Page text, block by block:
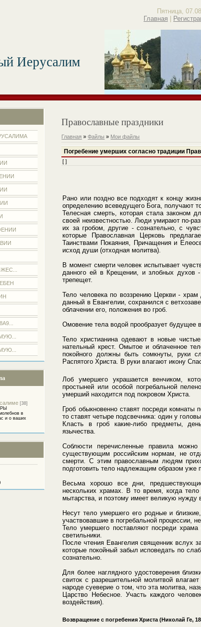
Пятница,
Главная
Иерусалим
[38]
в
и о ваших
Православные праздники
Главная »Файлы » Мои файлы
Погребение умерших согласно традиции
[ ]
Рано или поздно все подходят к концу
определению всеведущего Бога, получают
Телесная смерть, которая стала законом
своей неизвестностью. Люди умирают по-
их за гробом, другие - сознательно, с
которые Православная Церковь
Таинствами Покаяния, Причащения и
исход души (отходная молитва).
В момент смерти человек испытывает
данного ей в Крещении, и злобных духов
трепещет.
Тело человека по воззрению Церкви -
данный в Евангелии, сохранился с
облачении его, положения во гроб.
Омовение тела водой прообразует будущее
Тело христианина одевают в новые
нательный крест. Омытое и облаченное
покойного должны быть сомкнуты, руки
Распятого Христа. В руки влагают икону
Лоб умершего украшается венчиком,
простыней или особой погребальной
умерший находится под покровом Христа.
Гроб обыкновенно ставят посреди комнаты
то ставят четыре подсвечника: один у
Класть в гроб какие-либо предметы,
язычества.
Соблюсти перечисленные правила
существующим российским нормам, не
смерти. С этим православным людям
подготовить тело надлежащим образом уже
Весьма хорошо все дни,
нескольких храмах. В то время, когда
мытарства, и поэтому имеет великую
Несут тело умершего его родные и
участвовавшие в погребальной процессии,
Тело умершего поставляют посреди
светильники.
После чтения Евангелия священник вслух
которые покойный забыл исповедать по
сознательно.
Для более наглядного удостоверения
свиток с разрешительной молитвой
народе суеверие о том, что эта молитва,
Царство Небесное. Участь каждого
воздействия).
Возвращение с погребения Христа (Николай Ге,